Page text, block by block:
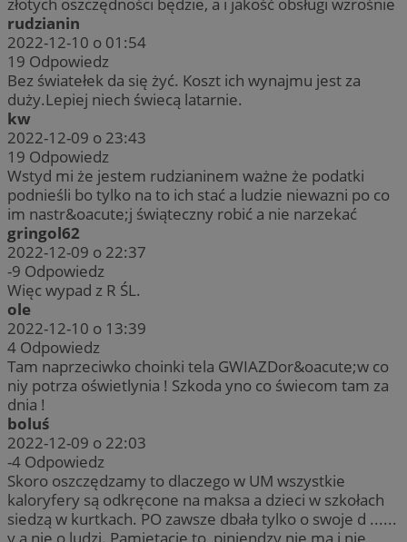
rudzianin
2022-12-10 o 01:54
19 Odpowiedz
Bez światełek da się żyć. Koszt ich wynajmu jest za
duży.Lepiej niech świecą latarnie.
kw
2022-12-09 o 23:43
19 Odpowiedz
Wstyd mi że jestem rudzianinem ważne że podatki
podnieśli bo tylko na to ich stać a ludzie niewazni po co
im nastr&oacute;j świąteczny robić a nie narzekać
gringol62
2022-12-09 o 22:37
-9 Odpowiedz
Więc wypad z R ŚL.
ole
2022-12-10 o 13:39
4 Odpowiedz
Tam naprzeciwko choinki tela GWIAZDor&oacute;w co
niy potrza oświetlynia ! Szkoda yno co świecom tam za
dnia !
boluś
2022-12-09 o 22:03
-4 Odpowiedz
Skoro oszczędzamy to dlaczego w UM wszystkie
kaloryfery są odkręcone na maksa a dzieci w szkołach
siedzą w kurtkach. PO zawsze dbała tylko o swoje d ......
y a nie o ludzi. Pamiętacie to, piniendzy nie ma i nie